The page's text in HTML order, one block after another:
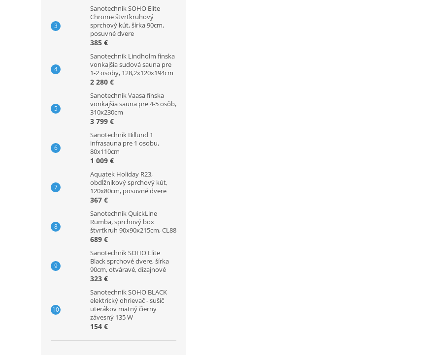
Sanotechnik SOHO Elite
Chrome štvrťkruhový
sprchový kút, šírka 90cm,
posuvné dvere
385 €
Sanotechnik Lindholm fínska
vonkajšia sudová sauna pre
1-2 osoby, 128,2x120x194cm
2 280 €
Sanotechnik Vaasa fínska
vonkajšia sauna pre 4-5 osôb,
310x230cm
3 799 €
Sanotechnik Billund 1
infrasauna pre 1 osobu,
80x110cm
1 009 €
Aquatek Holiday R23,
obdĺžnikový sprchový kút,
120x80cm, posuvné dvere
367 €
Sanotechnik QuickLine
Rumba, sprchový box
štvrťkruh 90x90x215cm, CL88
689 €
Sanotechnik SOHO Elite
Black sprchové dvere, šírka
90cm, otváravé, dizajnové
323 €
Sanotechnik SOHO BLACK
elektrický ohrievač - sušič
uterákov matný čierny
závesný 135 W
154 €